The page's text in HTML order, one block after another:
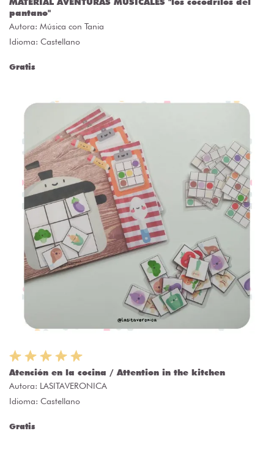
pantano"
Autora: Música con Tania
Idioma: Castellano
Gratis
Atención en la cocina / Attention in the kitchen
Autora: LASITAVERONICA
Idioma: Castellano
Gratis